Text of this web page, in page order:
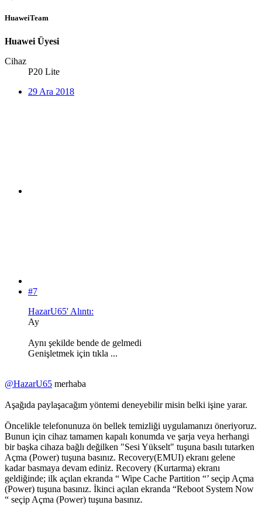
HuaweiTeam
Huawei Üyesi
Cihaz
P20 Lite
29 Ara 2018
#7
HazarU65' Alıntı:
Ay
Aynı şekilde bende de gelmedi
Genişletmek için tıkla ...
@HazarU65 merhaba
Aşağıda paylaşacağım yöntemi deneyebilir misin belki işine yarar.
Öncelikle telefonunuza ön bellek temizliği uygulamanızı öneriyoruz.
Bunun için cihaz tamamen kapalı konumda ve şarja veya herhangi
bir başka cihaza bağlı değilken "Sesi Yükselt" tuşuna basılı tutarken
Açma (Power) tuşuna basınız. Recovery(EMUI) ekranı gelene
kadar basmaya devam ediniz. Recovery (Kurtarma) ekranı
geldiğinde; ilk açılan ekranda “ Wipe Cache Partition “’ seçip Açma
(Power) tuşuna basınız. İkinci açılan ekranda “Reboot System Now
“ seçip Açma (Power) tuşuna basınız.